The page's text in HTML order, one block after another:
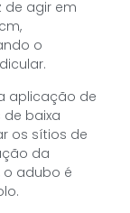
de agir em
o
aplicação de
baixa
os sítios de
da
o adubo é